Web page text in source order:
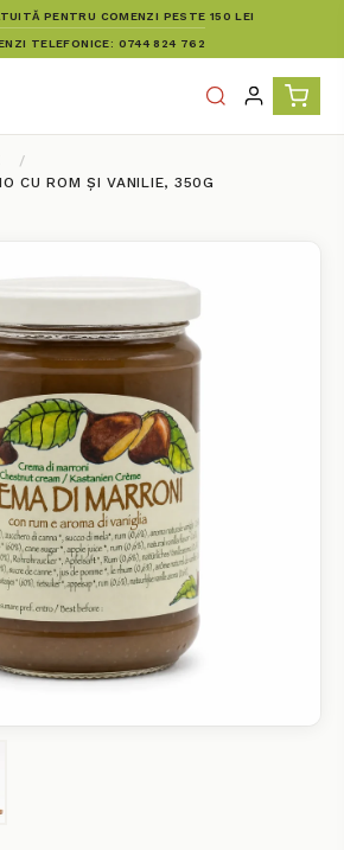
PENTRU COMENZI PESTE 150 LEI
TELEFONICE: 0744 824 762
CU ROM ȘI VANILIE, 350G